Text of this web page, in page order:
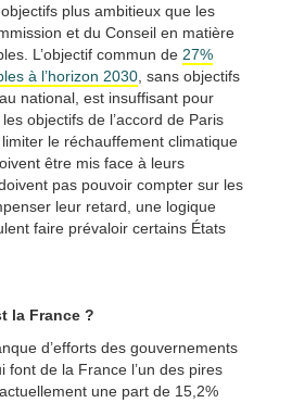
plus ambitieux que les
et du Conseil en matière
L’objectif commun de 27%
à l’horizon 2030, sans objectifs
national, est insuffisant pour
objectifs de l’accord de Paris
le réchauffement climatique
être mis face à leurs
pas pouvoir compter sur les
leur retard, une logique
faire prévaloir certains États
la France ?
d’efforts des gouvernements
font de la France l’un des pires
une part de 15,2%